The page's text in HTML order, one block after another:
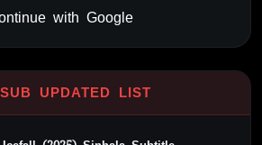
with Google
SUB UPDATED LIST